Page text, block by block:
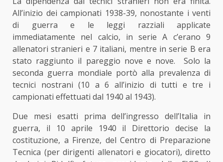
All’inizio dei campionati 1938-39, nonostante i venti
di guerra e le leggi razziali applicate
immediatamente nel calcio, in serie A c’erano 9
allenatori stranieri e 7 italiani, mentre in serie B era
stato raggiunto il pareggio nove e nove. Solo la
seconda guerra mondiale portò alla prevalenza di
tecnici nostrani (10 a 6 all’inizio di tutti e tre i
campionati effettuati dal 1940 al 1943).
Due mesi esatti prima dell’ingresso dell’Italia in
guerra, il 10 aprile 1940 il Direttorio decise la
costituzione, a Firenze, del Centro di Preparazione
Tecnica (per dirigenti allenatori e giocatori), diretto